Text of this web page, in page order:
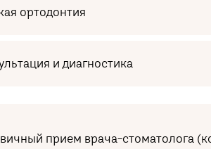
ортодонтия
и диагностика
прием врача-стоматолога